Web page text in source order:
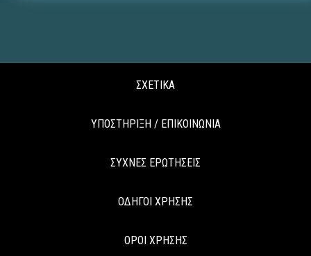
ΣΧΕΤΙΚΑ
ΥΠΟΣΤΗΡΙΞΗ / ΕΠΙΚΟΙΝΩΝΙΑ
ΣΥΧΝΕΣ ΕΡΩΤΗΣΕΙΣ
ΟΔΗΓΟΙ ΧΡΗΣΗΣ
ΟΡΟΙ ΧΡΗΣΗΣ